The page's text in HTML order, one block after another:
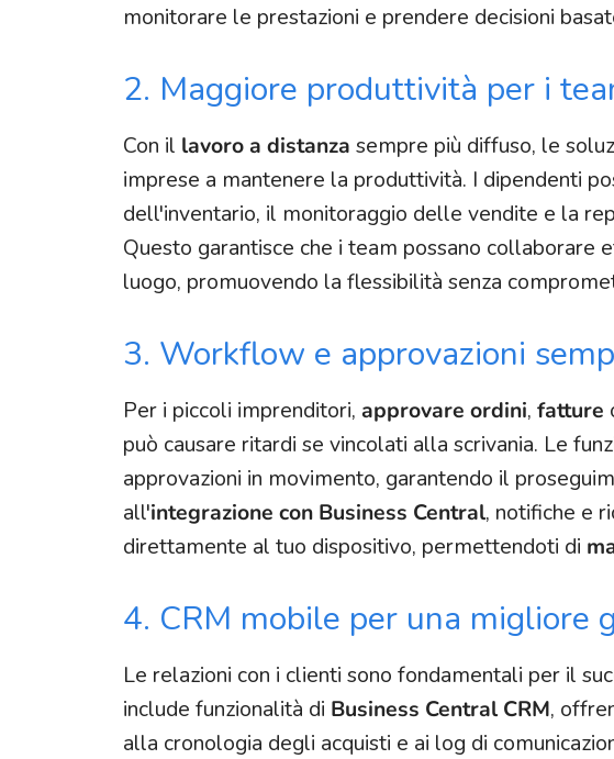
monitorare le prestazioni e prendere decisioni
2. Maggiore produttività per i
Con il lavoro a distanza sempre più diffuso, le
imprese a mantenere la produttività. I dipendenti
dell'inventario, il monitoraggio delle vendite e la
Questo garantisce che i team possano collaborare
luogo, promuovendo la flessibilità senza
3. Workflow e approvazioni
Per i piccoli imprenditori, approvare ordini, fatture
può causare ritardi se vincolati alla scrivania. Le
approvazioni in movimento, garantendo il
all'integrazione con Business Central, notifiche e
direttamente al tuo dispositivo, permettendoti di
4. CRM mobile per una migliore
Le relazioni con i clienti sono fondamentali per il
include funzionalità di Business Central CRM,
alla cronologia degli acquisti e ai log di